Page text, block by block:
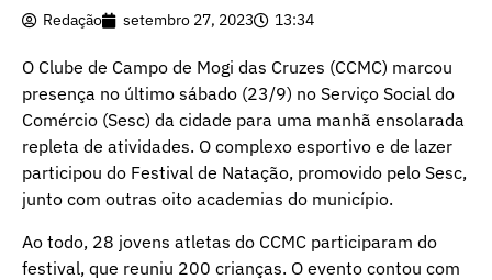
Redação setembro 27, 2023 13:34
O Clube de Campo de Mogi das Cruzes (CCMC) marcou
presença no último sábado (23/9) no Serviço Social do
Comércio (Sesc) da cidade para uma manhã ensolarada
repleta de atividades. O complexo esportivo e de lazer
participou do Festival de Natação, promovido pelo Sesc,
junto com outras oito academias do município.
Ao todo, 28 jovens atletas do CCMC participaram do
festival, que reuniu 200 crianças. O evento contou com